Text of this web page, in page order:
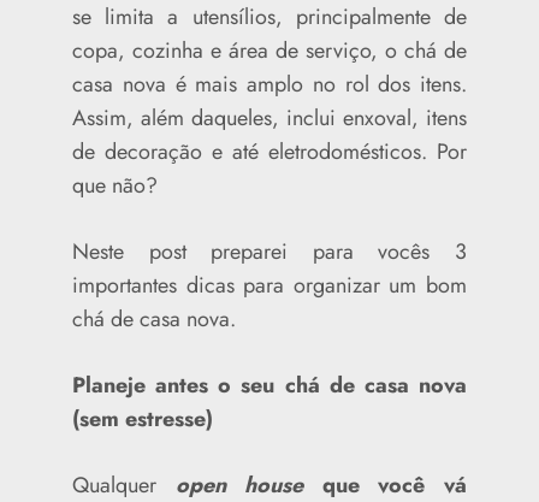
se limita a utensílios, principalmente de
copa, cozinha e área de serviço, o chá de
casa nova é mais amplo no rol dos itens.
Assim, além daqueles, inclui enxoval, itens
de decoração e até eletrodomésticos. Por
que não?
Neste post preparei para vocês 3
importantes dicas para organizar um bom
chá de casa nova.
Planeje antes o seu chá de casa nova
(sem estresse)
Qualquer open houseque você vá